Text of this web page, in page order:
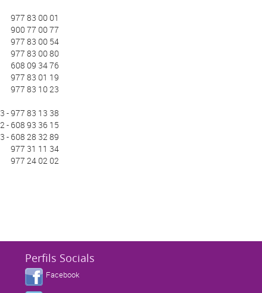
977 83 00 01
900 77 00 77
977 83 00 54
977 83 00 80
608 09 34 76
977 83 01 19
977 83 10 23
- 977 83 13 38
- 608 93 36 15
- 608 28 32 89
977 31 11 34
977 24 02 02
Perfils Socials
Facebook